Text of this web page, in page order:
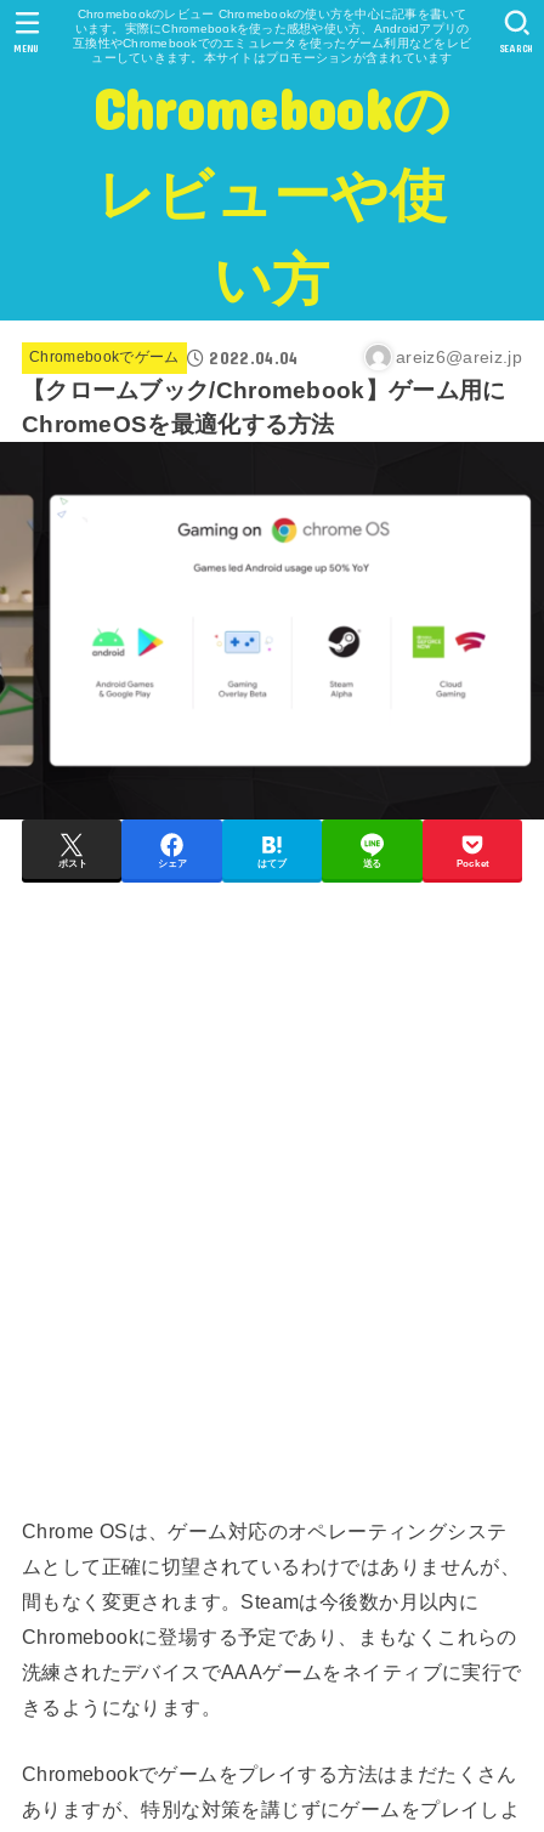
Chromebookのレビュー Chromebookの使い方を中心に記事を書いて
います。実際にChromebookを使った感想や使い方、Androidアプリの
互換性やChromebookでのエミュレータを使ったゲーム利用などをレビ
ューしていきます。本サイトはプロモーションが含まれています
Chromebookの
レビューや使
い方
SEARCH
MENU
Chromebookでゲーム 2022.04.04 areiz6@areiz.jp
【クロームブック/Chromebook】ゲーム用に
ChromeOSを最適化する方法
ポスト シェア はてブ 送る Pocket
Chrome OSは、ゲーム対応のオペレーティングシステ
ムとして正確に切望されているわけではありませんが、
間もなく変更されます。Steamは今後数か月以内に
Chromebookに登場する予定であり、まもなくこれらの
洗練されたデバイスでAAAゲームをネイティブに実行で
きるようになります。
Chromebookでゲームをプレイする方法はまだたくさん
ありますが、特別な対策を講じずにゲームをプレイしよ